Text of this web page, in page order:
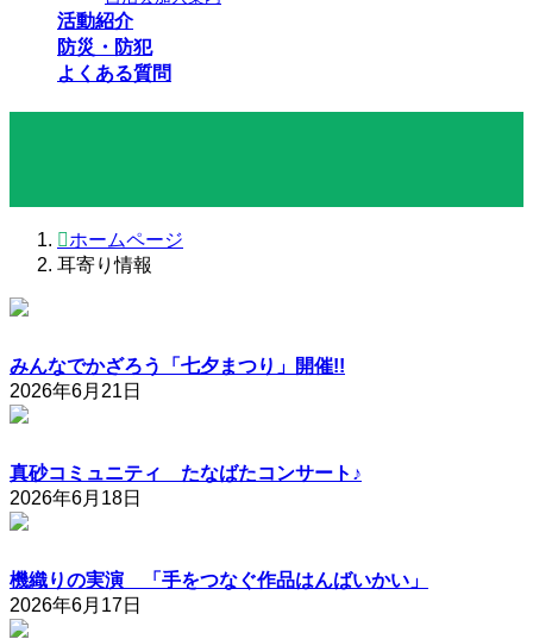
活動紹介
防災・防犯
よくある質問
ホームページ
耳寄り情報
みんなでかざろう「七夕まつり」開催!!
2026年6月21日
真砂コミュニティ たなばたコンサート♪
2026年6月18日
機織りの実演 「手をつなぐ作品はんばいかい」
2026年6月17日